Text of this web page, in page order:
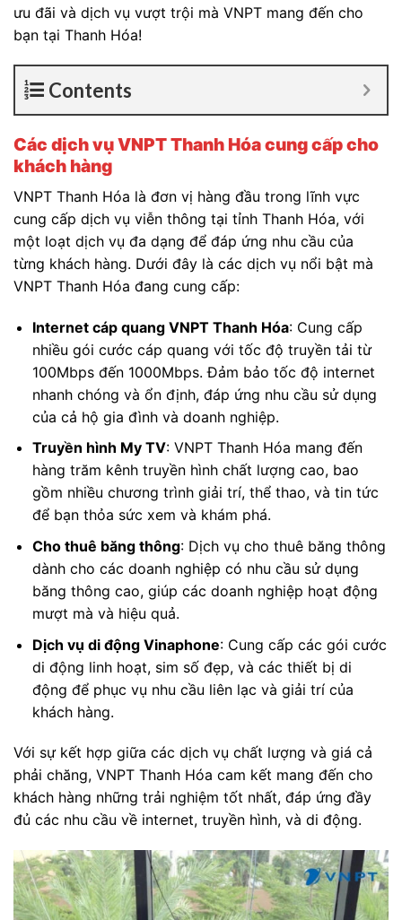
ưu đãi và dịch vụ vượt trội mà VNPT mang đến cho
bạn tại Thanh Hóa!
Contents
Các dịch vụ VNPT Thanh Hóa cung cấp cho
khách hàng
VNPT Thanh Hóa là đơn vị hàng đầu trong lĩnh vực
cung cấp dịch vụ viễn thông tại tỉnh Thanh Hóa, với
một loạt dịch vụ đa dạng để đáp ứng nhu cầu của
từng khách hàng. Dưới đây là các dịch vụ nổi bật mà
VNPT Thanh Hóa đang cung cấp:
Internet cáp quang VNPT Thanh Hóa: Cung cấp
nhiều gói cước cáp quang với tốc độ truyền tải từ
100Mbps đến 1000Mbps. Đảm bảo tốc độ internet
nhanh chóng và ổn định, đáp ứng nhu cầu sử dụng
của cả hộ gia đình và doanh nghiệp.
Truyền hình My TV: VNPT Thanh Hóa mang đến
hàng trăm kênh truyền hình chất lượng cao, bao
gồm nhiều chương trình giải trí, thể thao, và tin tức
để bạn thỏa sức xem và khám phá.
Cho thuê băng thông: Dịch vụ cho thuê băng thông
dành cho các doanh nghiệp có nhu cầu sử dụng
băng thông cao, giúp các doanh nghiệp hoạt động
mượt mà và hiệu quả.
Dịch vụ di động Vinaphone: Cung cấp các gói cước
di động linh hoạt, sim số đẹp, và các thiết bị di
động để phục vụ nhu cầu liên lạc và giải trí của
khách hàng.
Với sự kết hợp giữa các dịch vụ chất lượng và giá cả
phải chăng, VNPT Thanh Hóa cam kết mang đến cho
khách hàng những trải nghiệm tốt nhất, đáp ứng đầy
đủ các nhu cầu về internet, truyền hình, và di động.